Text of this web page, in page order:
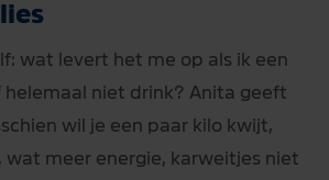
wat levert het me op als ik een
niet drink? Anita geeft
wil je een paar kilo kwijt,
wat meer energie, karweitjes niet